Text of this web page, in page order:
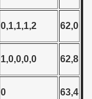
0,1,1,1,2 62,0
1,0,0,0,0 62,8
0 63,4